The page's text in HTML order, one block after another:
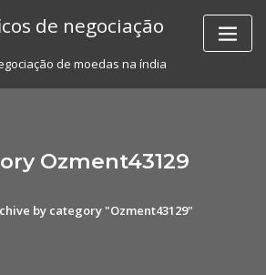
de negociação
de moedas na índia
Ozment43129
by category "Ozment43129"